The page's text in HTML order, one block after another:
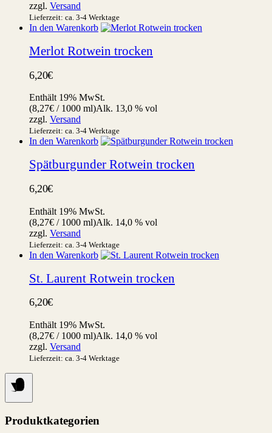
zzgl. Versand
Lieferzeit: ca. 3-4 Werktage
In den Warenkorb
Merlot Rotwein trocken
6,20€
Enthält 19% MwSt.
(8,27€ / 1000 ml)Alk. 13,0 % vol
zzgl. Versand
Lieferzeit: ca. 3-4 Werktage
In den Warenkorb
Spätburgunder Rotwein trocken
6,20€
Enthält 19% MwSt.
(8,27€ / 1000 ml)Alk. 14,0 % vol
zzgl. Versand
Lieferzeit: ca. 3-4 Werktage
In den Warenkorb
St. Laurent Rotwein trocken
6,20€
Enthält 19% MwSt.
(8,27€ / 1000 ml)Alk. 14,0 % vol
zzgl. Versand
Lieferzeit: ca. 3-4 Werktage
Produktkategorien